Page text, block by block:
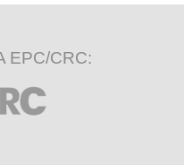
EPC/CRC: